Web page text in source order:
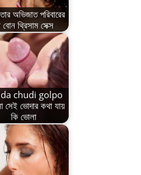
অভিজাত পরিবারের
বোন থ্রিসাম সেক্স
chudi golpo
সেই ভোদার কথা যায়
কি ভোলা